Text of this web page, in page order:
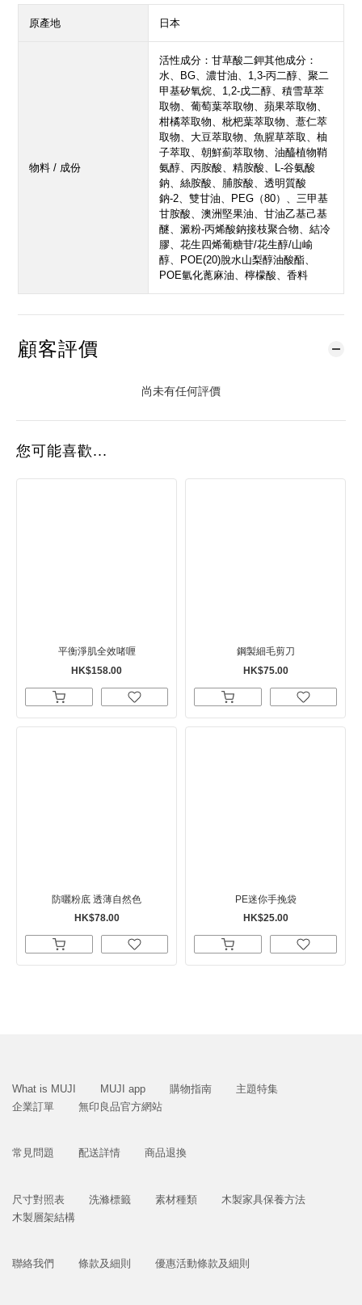
原產地 日本
物料 / 成份
活性成分：甘草酸二鉀其他成分：
水、BG、濃甘油、1,3-丙二醇、聚二
甲基矽氧烷、1,2-戊二醇、積雪草萃
取物、葡萄葉萃取物、蘋果萃取物、
柑橘萃取物、枇杷葉萃取物、薏仁萃
取物、大豆萃取物、魚腥草萃取、柚
子萃取、朝鮮薊萃取物、油醯植物鞘
氨醇、丙胺酸、精胺酸、L-谷氨酸
鈉、絲胺酸、脯胺酸、透明質酸
鈉-2、雙甘油、PEG（80）、三甲基
甘胺酸、澳洲堅果油、甘油乙基己基
醚、澱粉-丙烯酸鈉接枝聚合物、結冷
膠、花生四烯葡糖苷/花生醇/山崳
醇、POE(20)脫水山梨醇油酸酯、
POE氫化蓖麻油、檸檬酸、香料
顧客評價
尚未有任何評價
您可能喜歡...
平衡淨肌全效啫喱
HK$158.00
鋼製細毛剪刀
HK$75.00
防曬粉底 透薄自然色
HK$78.00
PE迷你手挽袋
HK$25.00
What is MUJI MUJI app 購物指南
主題特集
企業訂單
無印良品官方網站
常見問題 配送詳情 商品退換
尺寸對照表 洗滌標籤 素材種類
木製家具保養方法
木製層架結構
聯絡我們 條款及細則 優惠活動條款及細則